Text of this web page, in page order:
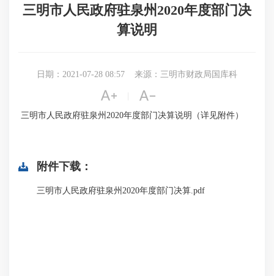
三明市人民政府驻泉州2020年度部门决
算说明
日期：2021-07-28 08:57 来源：三明市财政局国库科
 
三明市人民政府驻泉州2020年度部门决算说明（详见附件）
附件下载：
三明市人民政府驻泉州2020年度部门决算.pdf